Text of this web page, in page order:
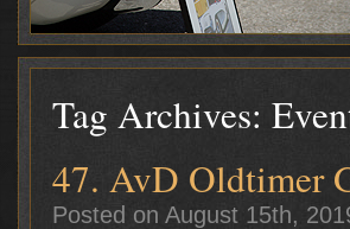
Tag Archives:
47. AvD Oldtimer
Posted on August 15th,